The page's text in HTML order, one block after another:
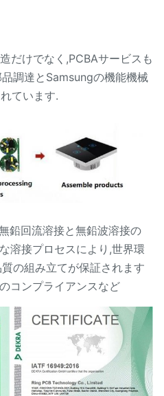
だけでなく,PCBAサービスも
調達とSamsungの機能機械
ています.
鉛回流溶接と無鉛波溶接の
溶接プロセスにより,世界環
の組み立てが保証されます
コンプライアンスなど